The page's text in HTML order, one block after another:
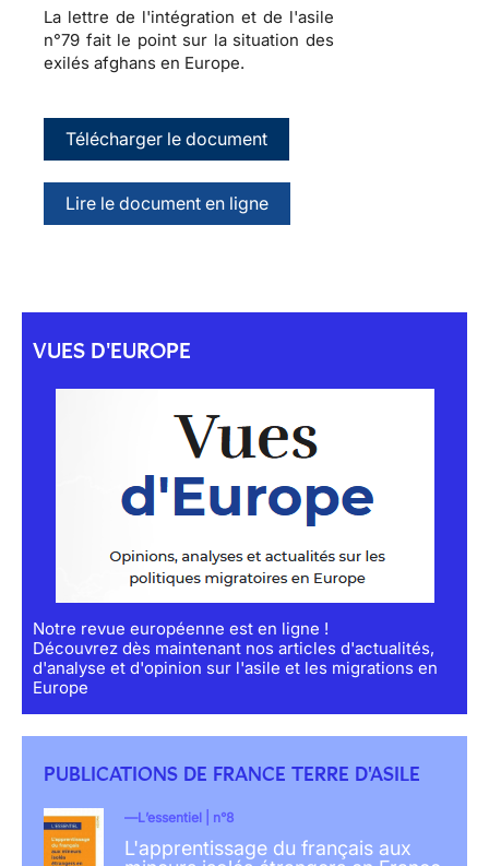
La lettre de l'intégration et de l'asile
n°79 fait le point sur la situation des
exilés afghans en Europe.
Télécharger le document
Lire le document en ligne
VUES D'EUROPE
Notre revue européenne est en ligne !
Découvrez dès maintenant nos articles d'actualités,
d'analyse et d'opinion sur l'asile et les migrations en
Europe
PUBLICATIONS DE FRANCE TERRE D'ASILE
L’essentiel | n°8
L'apprentissage du français aux